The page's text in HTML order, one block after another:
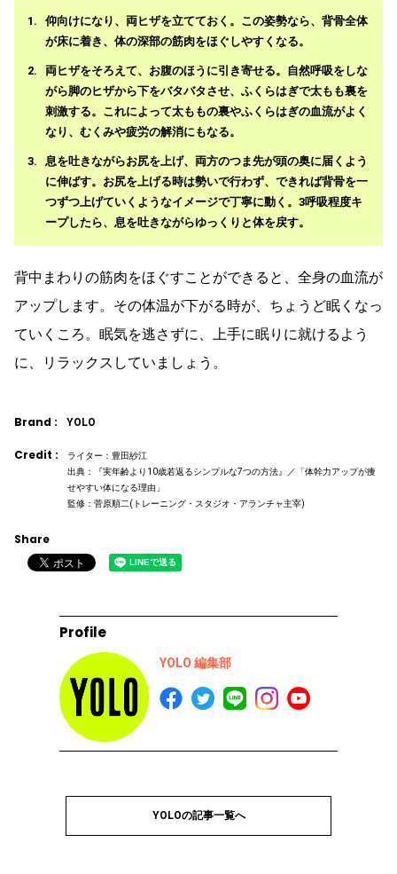
仰向けになり、両ヒザを立てておく。この姿勢なら、背骨全体
が床に着き、体の深部の筋肉をほぐしやすくなる。
両ヒザをそろえて、お腹のほうに引き寄せる。自然呼吸をしな
がら脚のヒザから下をバタバタさせ、ふくらはぎで太もも裏を
刺激する。これによって太ももの裏やふくらはぎの血流がよく
なり、むくみや疲労の解消にもなる。
息を吐きながらお尻を上げ、両方のつま先が頭の奥に届くよう
に伸ばす。お尻を上げる時は勢いで行わず、できれば背骨を一
つずつ上げていくようなイメージで丁寧に動く。3呼吸程度キ
ープしたら、息を吐きながらゆっくりと体を戻す。
背中まわりの筋肉をほぐすことができると、全身の血流が
アップします。その体温が下がる時が、ちょうど眠くなっ
ていくころ。眠気を逃さずに、上手に眠りに就けるよう
に、リラックスしていましょう。
Brand : YOLO
Credit :
ライター：豊田紗江
出典：『実年齢より10歳若返るシンプルな7つの方法』／「体幹力アップが痩
せやすい体になる理由」
監修：菅原順二(トレーニング・スタジオ・アランチャ主宰)
Share
Profile
YOLO 編集部
YOLOの記事一覧へ